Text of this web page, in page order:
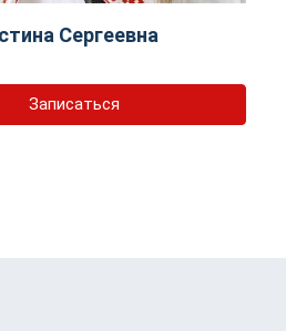
Сергеевна
Записаться